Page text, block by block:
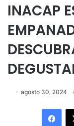
INACAP
agosto 30, 2024